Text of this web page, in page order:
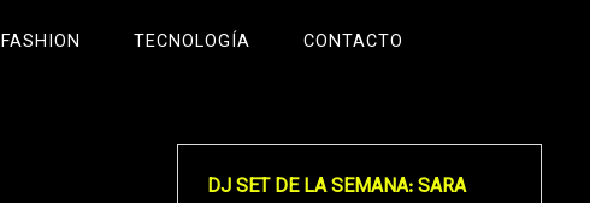
FASHION TECNOLOGÍA CONTACTO
DJ SET DE LA SEMANA: SARA